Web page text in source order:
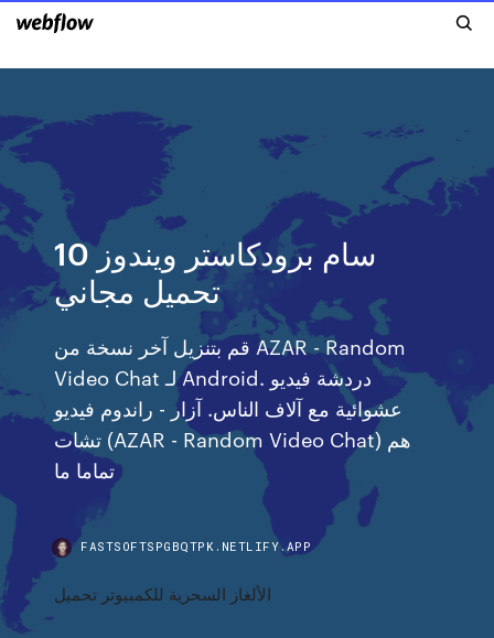
سام برودكاستر ويندوز 10
تحميل مجاني
قم بتنزيل آخر نسخة من AZAR - Random
Video Chat لـ Android. دردشة فيديو
عشوائية مع آلاف الناس. آزار - راندوم فيديو
تشات (AZAR - Random Video Chat) هم
تماما ما
FASTSOFTSPGBQTPK.NETLIFY.APP
الألغاز السحرية للكمبيوتر تحميل